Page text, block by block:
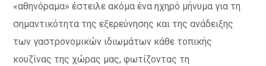
«αθηνόραμα» έστειλε ακόμα ένα ηχηρό μήνυμα για τη
σημαντικότητα της εξερεύνησης και της ανάδειξης
των γαστρονομικών ιδιωμάτων κάθε τοπικής
κουζίνας της χώρας μας, φωτίζοντας τη